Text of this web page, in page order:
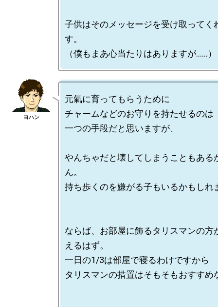
子供はそのメッセージを受け取ってく
す。
元氣に育ってもらうために
チャームなどのお守りを持たせるのは
一つの手段だと思いますが、
やんちゃだと壊してしまうこともある
ん。
持ち歩くのを嫌がる子もいるかもしれ
ならば、お部屋に飾るタリスマンの方
えるはず。
一日の1/3は部屋で寝るわけですから
タリスマンの措置はそもそもおすすめ